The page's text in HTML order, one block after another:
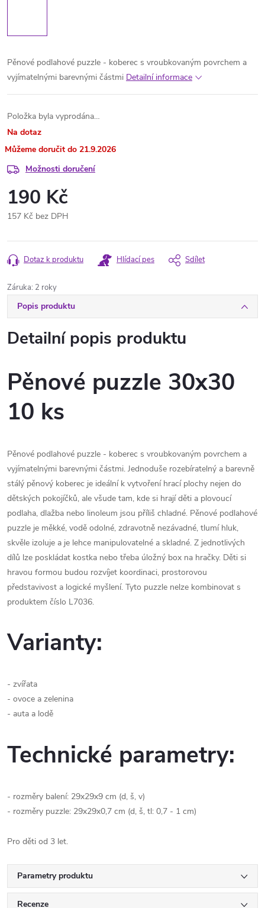
Pěnové podlahové puzzle - koberec s vroubkovaným povrchem a
vyjímatelnými barevnými částmi Detailní informace
Položka byla vyprodána…
Na dotaz
21.9.2026
Možnosti doručení
190 Kč
157 Kč bez DPH
cena:
Dotaz k produktu Hlídací pes Sdílet
Záruka: 2 roky
Popis produktu
Detailní popis produktu
Pěnové puzzle 30x30
10 ks
Pěnové podlahové puzzle - koberec s vroubkovaným povrchem a
vyjímatelnými barevnými částmi. Jednoduše rozebíratelný a barevně
stálý pěnový koberec je ideální k vytvoření hrací plochy nejen do
dětských pokojíčků, ale všude tam, kde si hrají děti a plovoucí
podlaha, dlažba nebo linoleum jsou příliš chladné. Pěnové podlahové
puzzle je měkké, vodě odolné, zdravotně nezávadné, tlumí hluk,
skvěle izoluje a je lehce manipulovatelné a skladné. Z jednotlivých
dílů lze poskládat kostka nebo třeba úložný box na hračky. Děti si
hravou formou budou rozvíjet koordinaci, prostorovou
představivost a logické myšlení. Tyto puzzle nelze kombinovat s
produktem číslo L7036.
Varianty:
- zvířata
- ovoce a zelenina
- auta a lodě
Technické parametry:
- rozměry balení: 29x29x9 cm (d, š, v)
- rozměry puzzle: 29x29x0,7 cm (d, š, tl: 0,7 - 1 cm)
Pro děti od 3 let.
Parametry produktu
Recenze